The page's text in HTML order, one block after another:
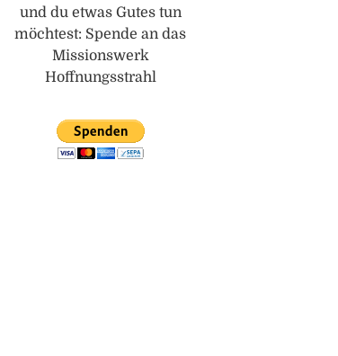
und du etwas Gutes tun
möchtest: Spende an das
Missionswerk
Hoffnungsstrahl